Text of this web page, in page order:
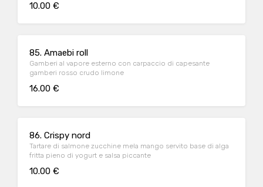
10.00 €
85. Amaebi roll
Gamberi al vapore esterno con carpaccio di capesante
gamberi rosso crudo limone
16.00 €
86. Crispy nord
Tartare di salmone zucchine mela mango servito base di alga
fritta pieno di yogurt e salsa piccante
10.00 €